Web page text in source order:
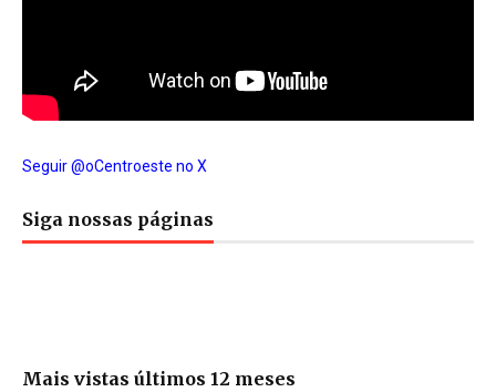
Seguir @oCentroeste no X
Siga nossas páginas
Mais vistas últimos 12 meses